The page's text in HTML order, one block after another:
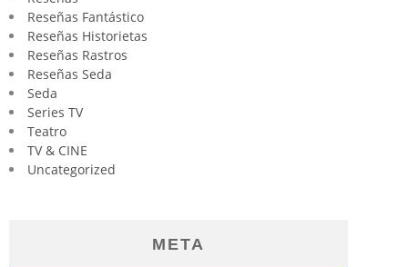
Reseñas Fantástico
Reseñas Historietas
Reseñas Rastros
Reseñas Seda
Seda
Series TV
Teatro
TV & CINE
Uncategorized
META